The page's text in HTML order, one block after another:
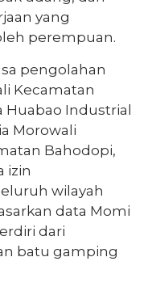
yang
perempuan.
pengolahan
Kecamatan
Huabao Industrial
Morowali
Bahodopi,
izin
wilayah
data Momi
dari
batu gamping